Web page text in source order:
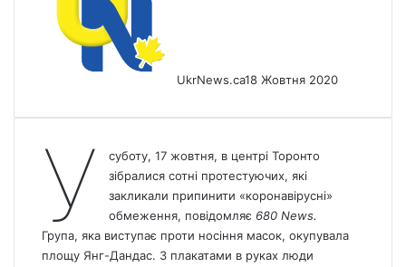
UkrNews.ca18 Жовтня 2020
У
суботу, 17 жовтня, в центрі Торонто
зібралися сотні протестуючих, які
закликали припинити «коронавірусні»
обмеження, повідомляє 680 News.
Група, яка виступає проти носіння масок, окупувала
площу Янг-Дандас. З плакатами в руках люди